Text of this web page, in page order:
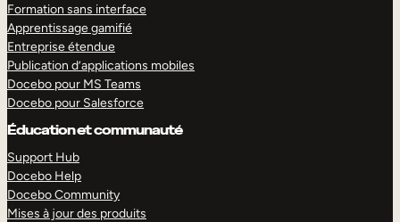
Formation sans interface
Apprentissage gamifié
Entreprise étendue
Publication d’applications mobiles
Docebo pour MS Teams
Docebo pour Salesforce
Éducation et communauté
Support Hub
Docebo Help
Docebo Community
Mises à jour des produits